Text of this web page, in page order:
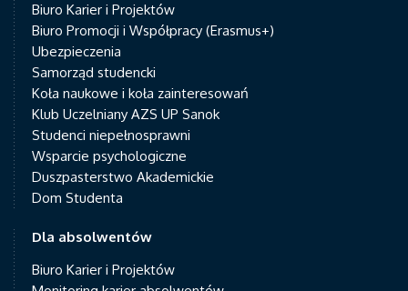
Biuro Karier i Projektów
Biuro Promocji i Współpracy (Erasmus+)
Ubezpieczenia
Samorząd studencki
Koła naukowe i koła zainteresowań
Klub Uczelniany AZS UP Sanok
Studenci niepełnosprawni
Wsparcie psychologiczne
Duszpasterstwo Akademickie
Dom Studenta
Dla absolwentów
Biuro Karier i Projektów